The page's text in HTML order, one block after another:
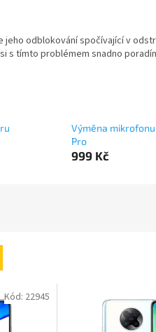
odblokování spočívající v
s tímto problémem snadno
Výměna
Pro
999 Kč
Kód: 22945